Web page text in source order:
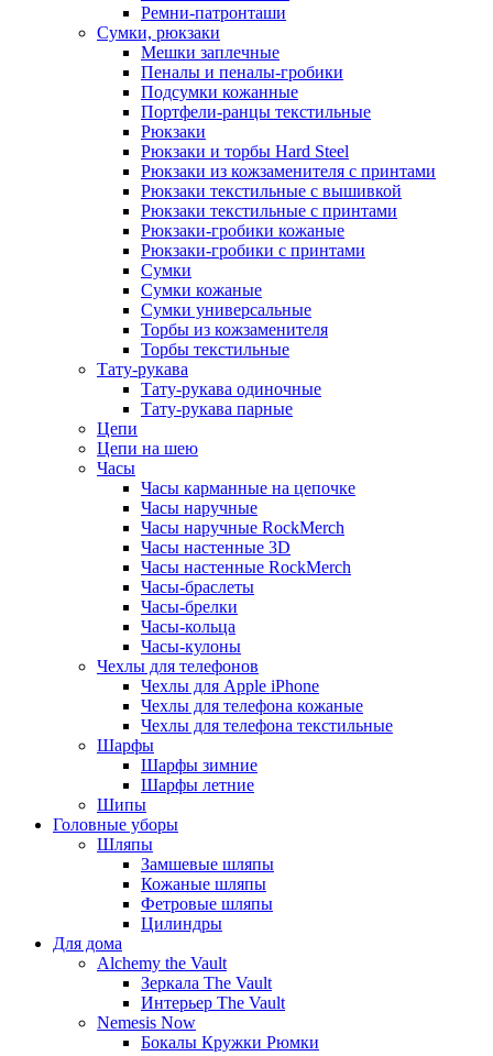
Ремни-патронташи
Сумки, рюкзаки
Мешки заплечные
Пеналы и пеналы-гробики
Подсумки кожанные
Портфели-ранцы текстильные
Рюкзаки
Рюкзаки и торбы Hard Steel
Рюкзаки из кожзаменителя с принтами
Рюкзаки текстильные с вышивкой
Рюкзаки текстильные с принтами
Рюкзаки-гробики кожаные
Рюкзаки-гробики с принтами
Сумки
Сумки кожаные
Сумки универсальные
Торбы из кожзаменителя
Торбы текстильные
Тату-рукава
Тату-рукава одиночные
Тату-рукава парные
Цепи
Цепи на шею
Часы
Часы карманные на цепочке
Часы наручные
Часы наручные RockMerch
Часы настенные 3D
Часы настенные RockMerch
Часы-браслеты
Часы-брелки
Часы-кольца
Часы-кулоны
Чехлы для телефонов
Чехлы для Apple iPhone
Чехлы для телефона кожаные
Чехлы для телефона текстильные
Шарфы
Шарфы зимние
Шарфы летние
Шипы
Головные уборы
Шляпы
Замшевые шляпы
Кожаные шляпы
Фетровые шляпы
Цилиндры
Для дома
Alchemy the Vault
Зеркала The Vault
Интерьер The Vault
Nemesis Now
Бокалы Кружки Рюмки